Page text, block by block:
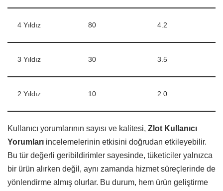
4 Yıldız 80 4.2
3 Yıldız 30 3.5
2 Yıldız 10 2.0
Kullanıcı yorumlarının sayısı ve kalitesi, Zlot Kullanıcı
Yorumları incelemelerinin etkisini doğrudan etkileyebilir.
Bu tür değerli geribildirimler sayesinde, tüketiciler yalnızca
bir ürün alırken değil, aynı zamanda hizmet süreçlerinde de
yönlendirme almış olurlar. Bu durum, hem ürün geliştirme